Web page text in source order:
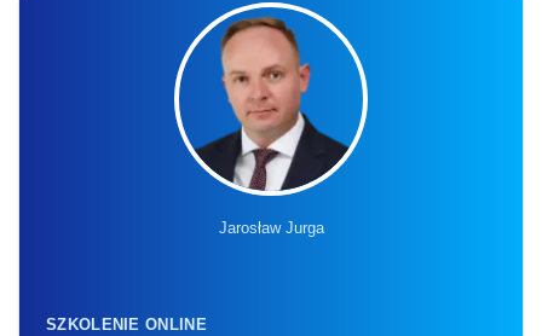
Jarosław Jurga
SZKOLENIE ONLINE